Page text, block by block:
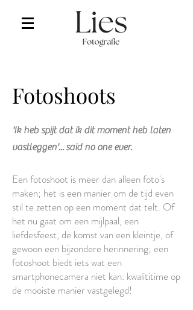
Fotoshoots
'Ik heb spijt dat ik dit moment heb laten
vastleggen'... said no one ever.
Een fotoshoot is meer dan alleen foto's
maken; het is een manier om de tijd even
stil te zetten op een moment dat telt. Of
het nu gaat om een mijlpaal, een
liefdesfeest, de komst van een kleintje, of
gewoon een bijzondere herinnering; een
fotoshoot biedt iets wat een
smartphonecamera niet kan: kwalititime op
de mooiste manier vastgelegd!